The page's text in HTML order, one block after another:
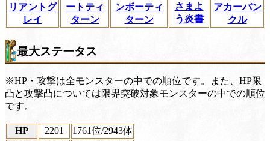
リアントグ
レイ
ートティ
ターン
ンボーティ
ターン
さまよ
う炎書
アカーバン
クル
最大ステータス
※HP・攻撃は全モンスターの中での順位です。また、HP限
凸と攻撃凸については限界突破対象モンスターの中での順位
です。
HP 2201 1761位/2943体